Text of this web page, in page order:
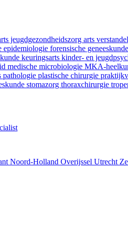
jeugdgezondheidszorg arts
epidemiologie forensische geneeskunde
keuringsarts kinder- en
medische microbiologie MKA-
pathologie plastische chirurgie
stomazorg thoraxchirurgie
Noord-Holland Overijssel Utrecht